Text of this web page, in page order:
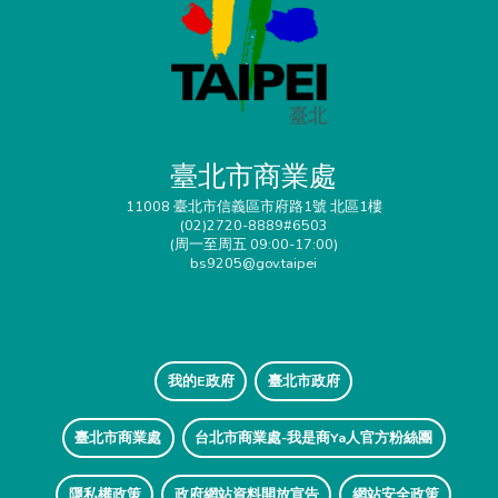
臺北市商業處
11008 臺北市信義區市府路1號 北區1樓
(02)2720-8889#6503
(周一至周五 09:00-17:00)
bs9205@gov.taipei
我的E政府 臺北市政府
臺北市商業處 台北市商業處-我是商Ya人官方粉絲團